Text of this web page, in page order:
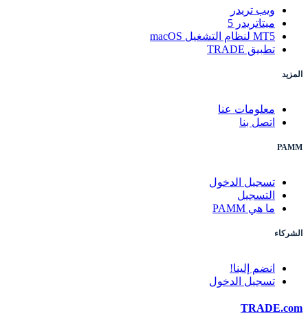
ويب تريدر
ميتاتريدر 5
MT5 لنظام التشغيل macOS
تطبيق TRADE
المزيد
معلومات عنا
اتصل بنا
PAMM
تسجيل الدخول
التسجيل
ما هي PAMM
الشركاء
انضم إلينا!
تسجيل الدخول
TRADE.com